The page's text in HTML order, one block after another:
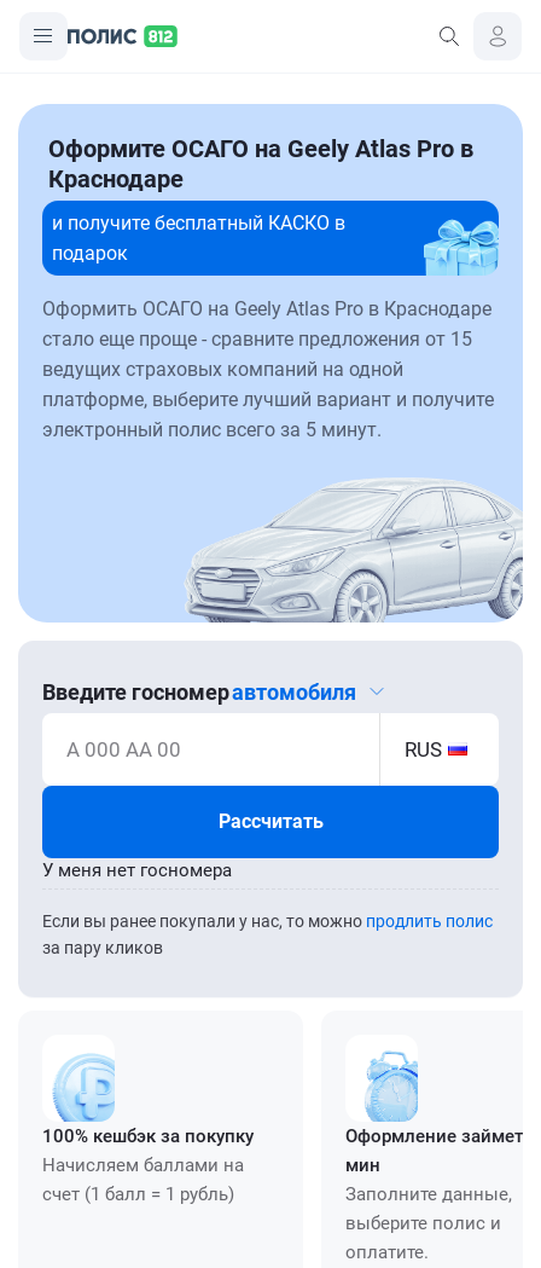
Оформите ОСАГО на Geely Atlas Pro в
Краснодаре
и получите бесплатный КАСКО в
подарок
Оформить ОСАГО на Geely Atlas Pro в Краснодаре
стало еще проще - сравните предложения от 15
ведущих страховых компаний на одной
платформе, выберите лучший вариант и получите
электронный полис всего за 5 минут.
Введите госномеравтомобиля
А 000 АА 00 RUS
Рассчитать
Если вы ранее покупали у нас, то можно продлить полис
за пару кликов
У меня нет госномера
100% кешбэк за покупку
Начисляем баллами на
счет (1 балл = 1 рубль)
Оформление займет
мин
Заполните данные,
выберите полис и
оплатите.